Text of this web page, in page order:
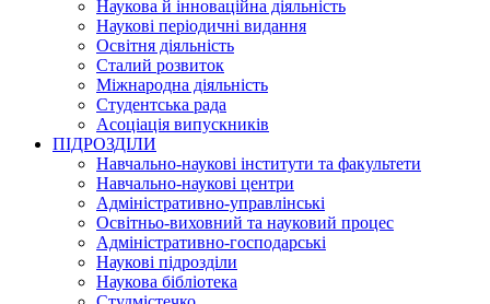
Наукова й інноваційна діяльність
Наукові періодичні видання
Освітня діяльність
Сталий розвиток
Міжнародна діяльність
Студентська рада
Асоціація випускників
ПІДРОЗДІЛИ
Навчально-наукові інститути та факультети
Навчально-наукові центри
Адміністративно-управлінські
Освітньо-виховний та науковий процес
Адміністративно-господарські
Наукові підрозділи
Наукова бібліотека